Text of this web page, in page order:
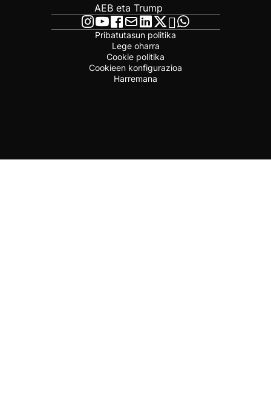
AEB eta Trump
Pribatutasun politika
Lege oharra
Cookie politika
Cookieen konfigurazioa
Harremana